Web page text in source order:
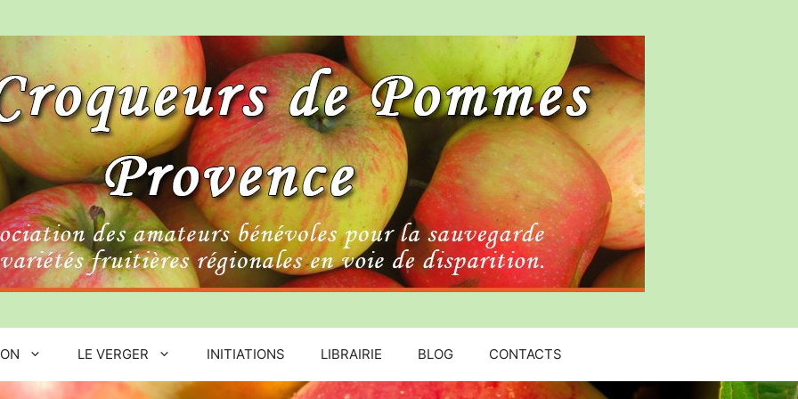
LE VERGER INITIATIONS LIBRAIRIE BLOG CONTACTS